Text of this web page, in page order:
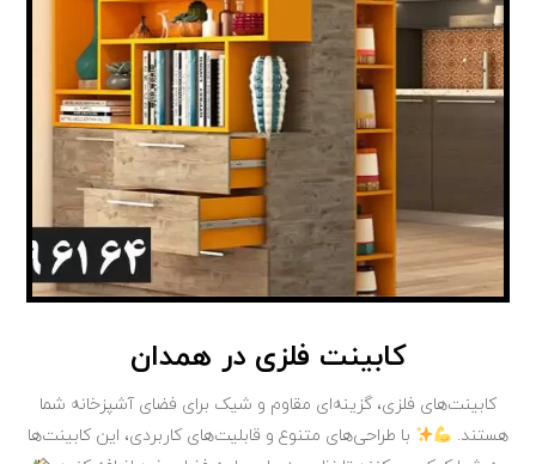
کابینت فلزی در همدان
کابینت‌های فلزی، گزینه‌ای مقاوم و شیک برای فضای آشپزخانه شما
هستند.
با طراحی‌های متنوع و قابلیت‌های کاربردی، این کابینت‌ها